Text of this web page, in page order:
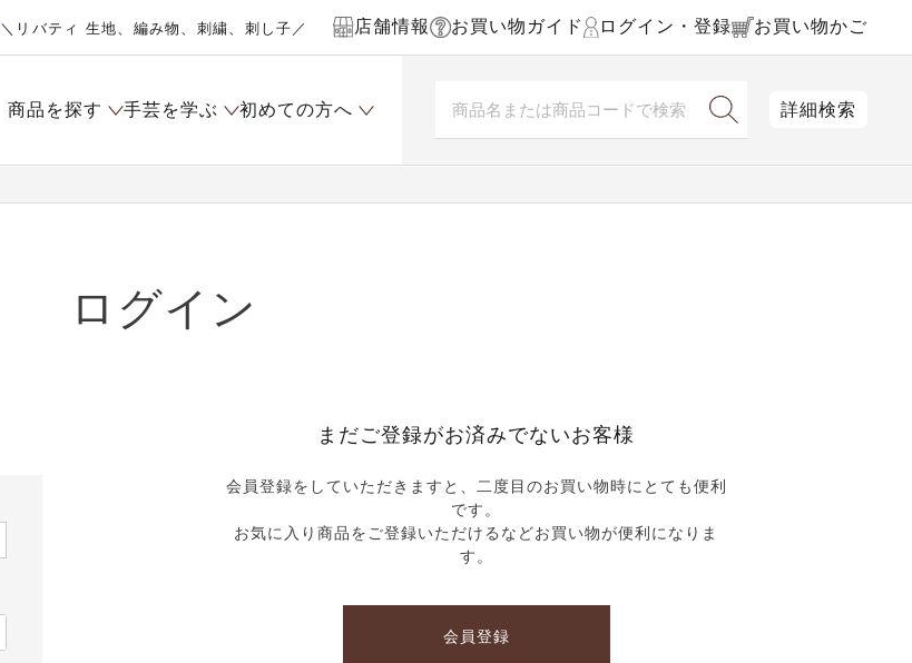
＼リバティ 生地、編み物、刺繍、刺し子／ 店舗情報 お買い物ガイド ログイン・登録 お買い物かご
商品を探す 手芸を学ぶ 初めての方へ 詳細検索
ログイン
まだご登録がお済みでないお客様
会員登録をしていただきますと、二度目のお買い物時にとても便利
です。
お気に入り商品をご登録いただけるなどお買い物が便利になりま
す。
会員登録